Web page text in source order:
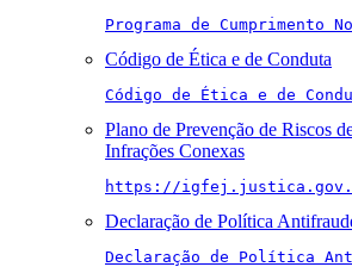
Programa de Cumprimento
Código de Ética e de Conduta
Código de Ética e de
Plano de Prevenção de Riscos
Infrações Conexas
https://
Declaração de Política
Declaração de Política